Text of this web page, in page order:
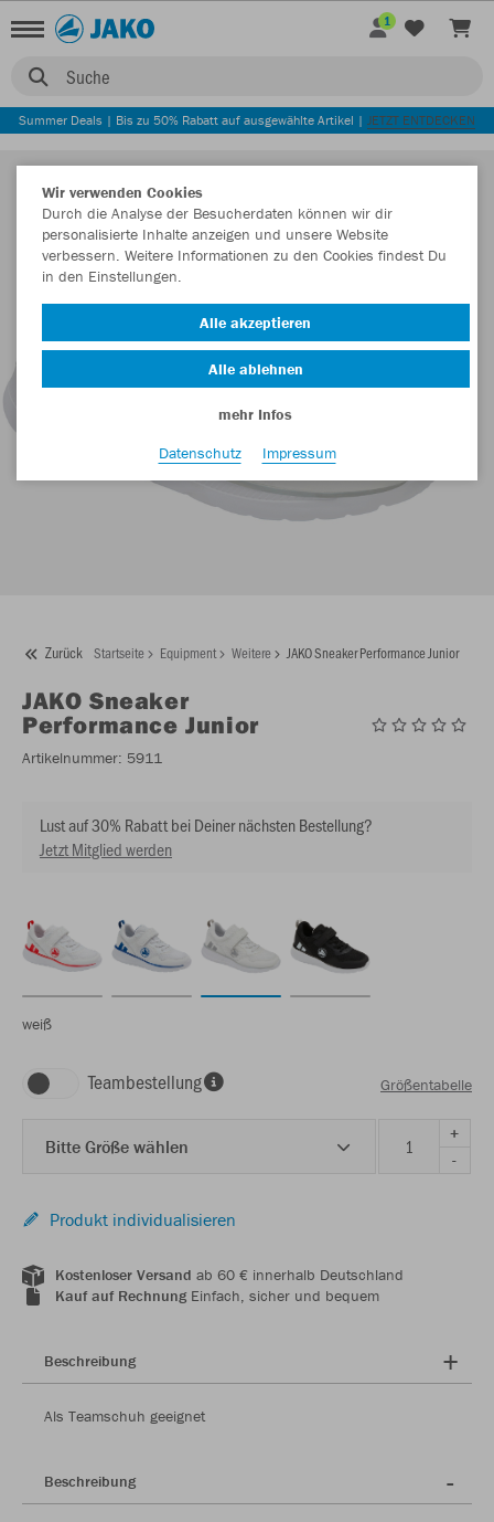
Suche
1
Summer Deals | Bis zu 50% Rabatt auf ausgewählte Artikel | JETZT ENTDECKEN
Zurück Startseite Equipment Weitere JAKO Sneaker Performance Junior
JAKO Sneaker
Performance Junior
Artikelnummer: 5911
Lust auf 30% Rabatt bei Deiner nächsten Bestellung?
Jetzt Mitglied werden
weiß
Teambestellung Größentabelle
Bitte Größe wählen
+
-
Produkt individualisieren
Kostenloser Versand ab 60 € innerhalb Deutschland
Kauf auf RechnungEinfach, sicher und bequem
Beschreibung
Als Teamschuh geeignet
Beschreibung
Wir verwenden Cookies
Durch die Analyse der Besucherdaten können wir dir
personalisierte Inhalte anzeigen und unsere Website
verbessern. Weitere Informationen zu den Cookies findest Du
in den Einstellungen.
Alle akzeptieren
Alle ablehnen
mehr Infos
Datenschutz
Impressum